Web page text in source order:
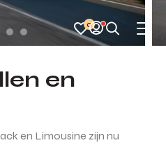
0
en
en Limousine zijn nu